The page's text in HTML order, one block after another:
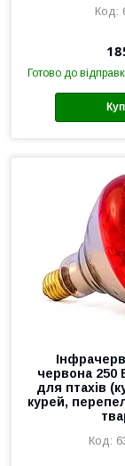
Готово до
червона 250
для птахів
курей,